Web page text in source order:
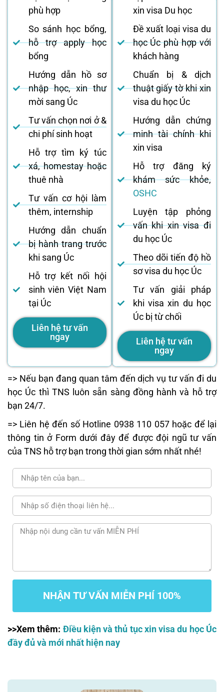
phù hợp
So sánh học bổng,
hỗ trợ apply học
bổng
Hướng dẫn hồ sơ
nhập học, xin thư
mời sang Úc
Tư vấn chọn nơi ở &
chi phí sinh hoạt
Hỗ trợ tìm ký túc
xá, homestay hoặc
thuê nhà
Tư vấn cơ hội làm
thêm, internship
Hướng dẫn chuẩn
bị hành trang trước
khi sang Úc
Hỗ trợ kết nối hội
sinh viên Việt Nam
tại Úc
Liên hệ tư vấn
ngay
xin visa Du học
Đề xuất loại visa du
học Úc phù hợp với
khách hàng
Chuẩn bị & dịch
thuật giấy tờ khi xin
visa du học Úc
Hướng dẫn chứng
minh tài chính khi
xin visa
Hỗ trợ đăng ký
khám sức khỏe,
OSHC
Luyện tập phỏng
vấn khi xin visa đi
du học Úc
Theo dõi tiến độ hồ
sơ visa du học Úc
Tư vấn giải pháp
khi visa xin du học
Úc bị từ chối
Liên hệ tư vấn
ngay
=> Nếu bạn đang quan tâm đến dịch vụ tư vấn đi du
học Úc thì TNS luôn sẵn sàng đồng hành và hỗ trợ
bạn 24/7.
=> Liên hệ đến số Hotline 0938 110 057 hoặc để lại
thông tin ở Form dưới đây để được đội ngũ tư vấn
của TNS hỗ trợ bạn trong thời gian sớm nhất nhé!
NHẬN TƯ VẤN MIỄN PHÍ 100%
>>Xem thêm: Điều kiện và thủ tục xin visa du học Úc
đầy đủ và mới nhất hiện nay